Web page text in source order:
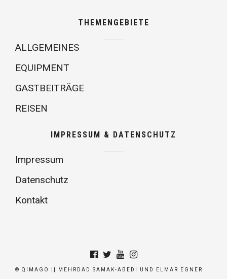
THEMENGEBIETE
ALLGEMEINES
EQUIPMENT
GASTBEITRÄGE
REISEN
IMPRESSUM & DATENSCHUTZ
Impressum
Datenschutz
Kontakt
© QIMAGO || MEHRDAD SAMAK-ABEDI UND ELMAR EGNER